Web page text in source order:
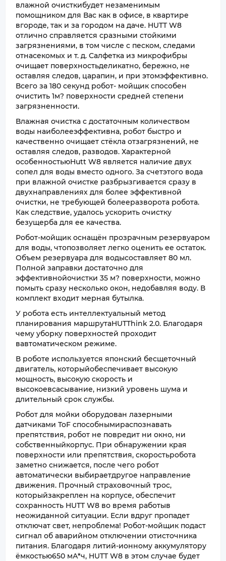
влажной очисткибудет незаменимым
помощником для Вас как в офисе, в квартире
вгороде, так и за городом на даче. HUTT W8
отлично справляется сразными стойкими
загрязнениями, в том числе с песком, следами
отнасекомых и т. д. Салфетка из микрофибры
очищает поверхностьделикатно, бережно, не
оставляя следов, царапин, и при этомэффективно.
Всего за 180 секунд робот- мойщик способен
очистить 1м? поверхности средней степени
загрязненности.
Влажная очистка с достаточным количеством
воды наиболееэффективна, робот быстро и
качественно очищает стёкла отзагрязнений, не
оставляя следов, разводов. Характерной
особенностьюHutt W8 является наличие двух
сопел для воды вместо одного. За счетэтого вода
при влажной очистке разбрызгивается сразу в
двухнаправлениях для более эффективной
очистки, не требующей болееразворота робота.
Как следствие, удалось ускорить очистку
безущерба для ее качества.
Робот-мойщик оснащён прозрачным резервуаром
для воды, чтопозволяет легко оценить ее остаток.
Объем резервуара для водысоставляет 80 мл.
Полной заправки достаточно для
эффективнойочистки 35 м? поверхности, можно
помыть сразу несколько окон, недобавляя воду. В
комплект входит мерная бутылка.
У робота есть интеллектуальный метод
планирования маршрутаHUTThink 2.0. Благодаря
чему уборку поверхностей проходит
вавтоматическом режиме.
В роботе используется японский бесщеточный
двигатель, которыйобеспечивает высокую
мощность, высокую скорость и
высокоевсасывание, низкий уровень шума и
длительный срок службы.
Робот для мойки оборудован лазерными
датчиками ToF способнымираспознавать
препятствия, робот не повредит ни окно, ни
собственныйкорпус. При обнаружении края
поверхности или препятствия, скоростьробота
заметно снижается, после чего робот
автоматически выбираетдругое направление
движения. Прочный страховочный трос,
которыйзакреплен на корпусе, обеспечит
сохранность HUTT W8 во время работыв
неожиданной ситуации. Если вдруг пропадет
отключат свет, непроблема! Робот-мойщик подаст
сигнал об аварийном отключении отисточника
питания. Благодаря литий-ионному аккумулятору
ёмкостью650 мА*ч, HUTT W8 в этом случае будет